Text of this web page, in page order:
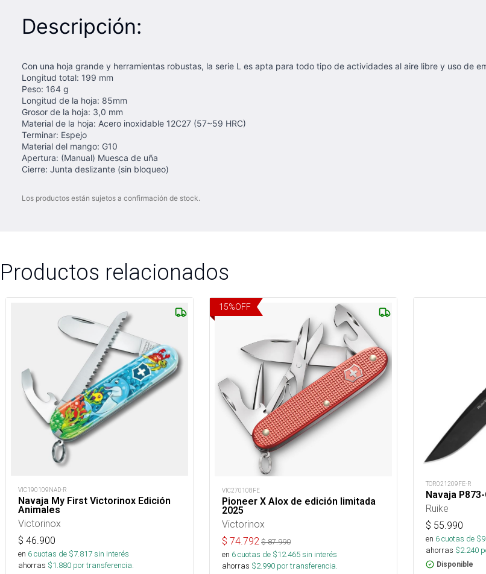
Descripción:
Con una hoja grande y herramientas robustas, la serie L es apta para todo tipo de actividades al aire libre y uso de
Longitud total: 199 mm
Peso: 164 g
Longitud de la hoja: 85mm
Grosor de la hoja: 3,0 mm
Material de la hoja: Acero inoxidable 12C27 (57~59 HRC)
Terminar: Espejo
Material del mango: G10
Apertura: (Manual) Muesca de uña
Cierre: Junta deslizante (sin bloqueo)
Los productos están sujetos a confirmación de stock.
Productos relacionados
VIC190109NAD-R
Navaja My First Victorinox Edición
Animales
Victorinox
$ 46.900
en 6cuotas de $7.817sin interés
ahorras $1.880 por transferencia.
15%OFF
VIC270108FE
Pioneer X Alox de edición limitada
2025
Victorinox
$ 74.792 $87.990
en 6cuotas de $12.465sin interés
ahorras $2.990 por transferencia.
TOR021209FE-R
Navaja P873-
Ruike
$ 55.990
en 6cuotas de $
ahorras $2.240
Disponible